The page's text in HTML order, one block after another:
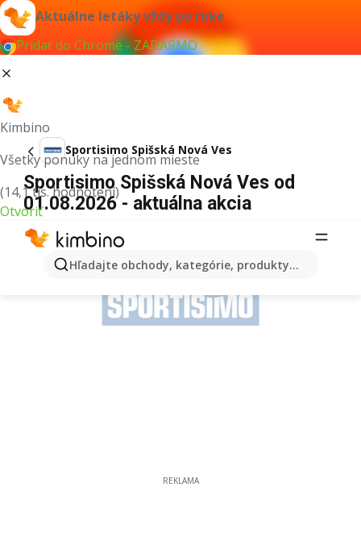
Aktuálne letáky vždy po ruke
Pridať do Chrome - ZADARMO
Kimbino
Všetky ponuky na jednom mieste
(14,1 tis. hodnotení)
Otvoriť
Hľadajte obchody, kategórie, produkty...
Sportisimo Spišská Nová Ves
Sportisimo Spišská Nová Ves od
01.08.2026 - aktuálna akcia
REKLAMA